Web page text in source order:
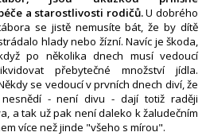
a starostlivosti rodičů.U dobrého
se jistě nemusíte bát, že by dítě
hlady nebo žízní. Navíc je škoda,
po několika dnech musí vedoucí
přebytečné množství jídla.
se vedoucí v prvních dnech diví, že
- není divu - dají totiž raději
a tak už pak není daleko k žaludečním
více než jinde "všeho s mírou".